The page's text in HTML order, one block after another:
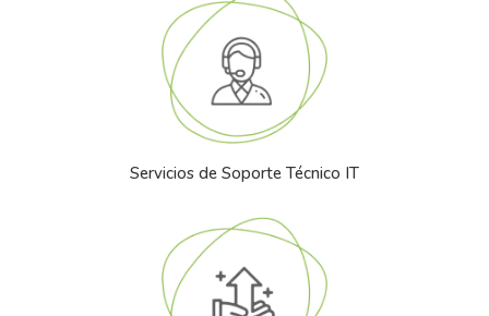
Servicios de Soporte Técnico IT